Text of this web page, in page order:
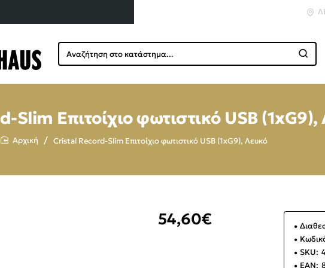
Αναζήτηση
στο
Slim Επιτοίχιο φωτιστικό USB (1xG9),
Cristal Record-Slim Επιτοίχιο φωτιστικό USB (1xG9), Λευκό
54,60€
SKU:
EAN: